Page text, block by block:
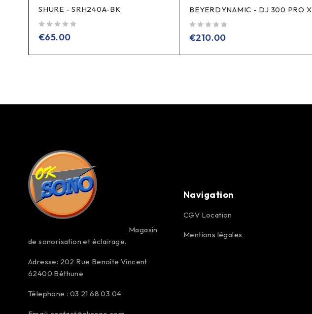
SHURE - SRH240A-BK
€65.00
BEYERDYNAMIC - DJ 300 PRO X
€210.00
Magasin
de sonorisation et éclairage.
Adresse: 202 Rue Benoîte Vincent
62400 Béthune
Télephone : 03 21 68 03 04
Navigation
CGV Location
Mentions légales